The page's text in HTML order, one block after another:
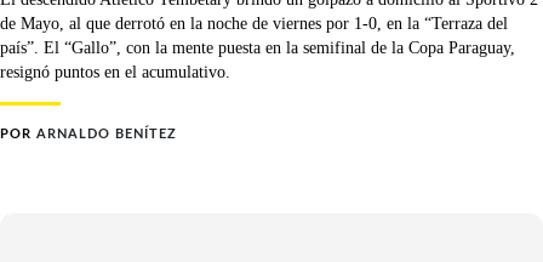
de Mayo, al que derrotó en la noche de viernes por 1-0, en la “Terraza del
país”. El “Gallo”, con la mente puesta en la semifinal de la Copa Paraguay,
resignó puntos en el acumulativo.
POR ARNALDO BENÍTEZ